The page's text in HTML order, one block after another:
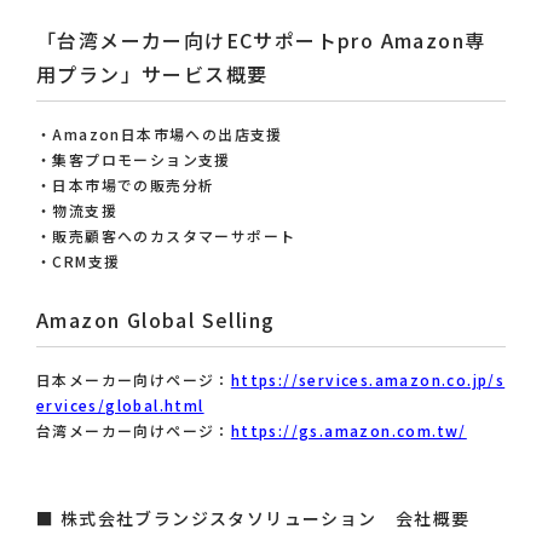
「台湾メーカー向けECサポートpro Amazon専
用プラン」サービス概要
・Amazon日本市場への出店支援
・集客プロモーション支援
・日本市場での販売分析
・物流支援
・販売顧客へのカスタマーサポート
・CRM支援
Amazon Global Selling
日本メーカー向けページ： https://services.amazon.co.jp/s
ervices/global.html
台湾メーカー向けページ： https://gs.amazon.com.tw/
■ 株式会社ブランジスタソリューション 会社概要